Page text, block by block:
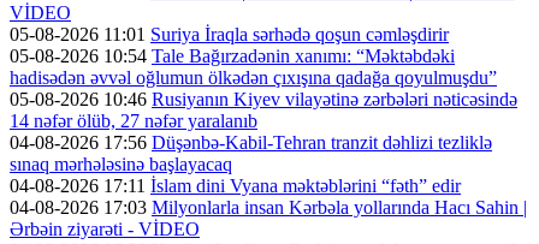
VİDEO
05-08-2026 11:01 Suriya İraqla sərhədə qoşun cəmləşdirir
05-08-2026 10:54 Tale Bağırzadənin xanımı: “Məktəbdəki
hadisədən əvvəl oğlumun ölkədən çıxışına qadağa qoyulmuşdu”
05-08-2026 10:46 Rusiyanın Kiyev vilayətinə zərbələri nəticəsində
14 nəfər ölüb, 27 nəfər yaralanıb
04-08-2026 17:56 Düşənbə-Kabil-Tehran tranzit dəhlizi tezliklə
sınaq mərhələsinə başlayacaq
04-08-2026 17:11 İslam dini Vyana məktəblərini “fəth” edir
04-08-2026 17:03 Milyonlarla insan Kərbəla yollarında Hacı Sahin |
Ərbəin ziyarəti - VİDEO